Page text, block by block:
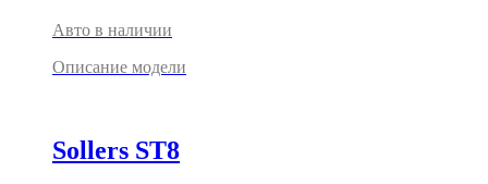
Авто в наличии
Описание модели
Sollers ST8